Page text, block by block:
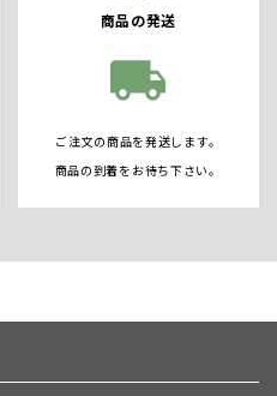
商品の発送
local_shipping
ご注文の商品を発送します。
商品の到着をお待ち下さい。